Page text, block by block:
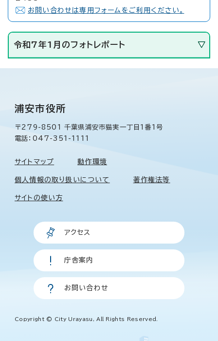
お問い合わせは専用フォームをご利用ください。
令和7年1月のフォトレポート
浦安市役所
〒279-8501 千葉県浦安市猫実一丁目1番1号
電話：047-351-1111
サイトマップ 動作環境
個人情報の取り扱いについて 著作権法等
サイトの使い方
アクセス
庁舎案内
お問い合わせ
Copyright © City Urayasu, All Rights Reserved.